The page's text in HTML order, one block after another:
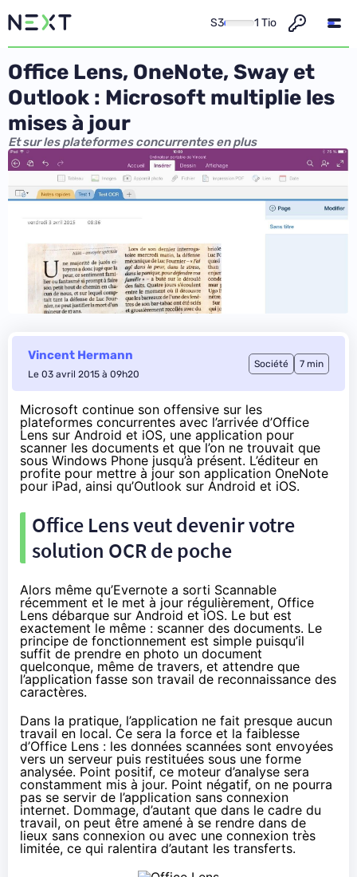
S3 1 Tio
Office Lens, OneNote, Sway et
Outlook : Microsoft multiplie les
mises à jour
Et sur les plateformes concurrentes en plus
Vincent Hermann
Le 03 avril 2015 à 09h20
Société 7 min
Microsoft continue son offensive sur les
plateformes concurrentes avec l’arrivée d’Office
Lens sur Android et iOS, une application pour
scanner les documents et que l’on ne trouvait que
sous Windows Phone jusqu’à présent. L’éditeur en
profite pour mettre à jour son application OneNote
pour iPad, ainsi qu’Outlook sur Android et iOS.
Office Lens veut devenir votre
solution OCR de poche
Alors même qu’Evernote a sorti Scannable
récemment et le met à jour régulièrement, Office
Lens débarque sur Android et iOS. Le but est
exactement le même : scanner des documents. Le
principe de fonctionnement est simple puisqu’il
suffit de prendre en photo un document
quelconque, même de travers, et attendre que
l’application fasse son travail de reconnaissance des
caractères.
Dans la pratique, l’application ne fait presque aucun
travail en local. Ce sera la force et la faiblesse
d’Office Lens : les données scannées sont envoyées
vers un serveur puis restituées sous une forme
analysée. Point positif, ce moteur d’analyse sera
constamment mis à jour. Point négatif, on ne pourra
pas se servir de l’application sans connexion
internet. Dommage, d’autant que dans le cadre du
travail, on peut être amené à se rendre dans de
lieux sans connexion ou avec une connexion très
limitée, ce qui ralentira d’autant les transferts.